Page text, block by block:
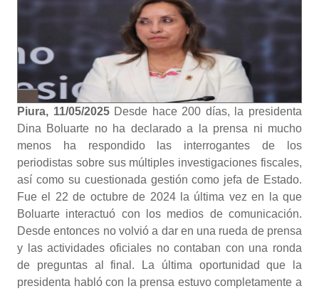
Piura, 11/05/2025 Desde hace 200 días, la presidenta
Dina Boluarte no ha declarado a la prensa ni mucho
menos ha respondido las interrogantes de los
periodistas sobre sus múltiples investigaciones fiscales,
así como su cuestionada gestión como jefa de Estado.
Fue el 22 de octubre de 2024 la última vez en la que
Boluarte interactuó con los medios de comunicación.
Desde entonces no volvió a dar en una rueda de prensa
y las actividades oficiales no contaban con una ronda
de preguntas al final. La última oportunidad que la
presidenta habló con la prensa estuvo completamente a